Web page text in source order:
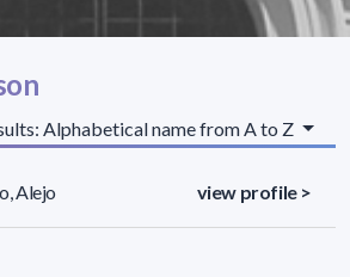
Alphabetical name from A to Z
Alejo view profile >